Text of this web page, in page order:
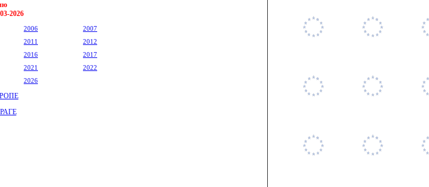
2026
2006
2007
2011
2012
2016
2017
2021
2022
2026